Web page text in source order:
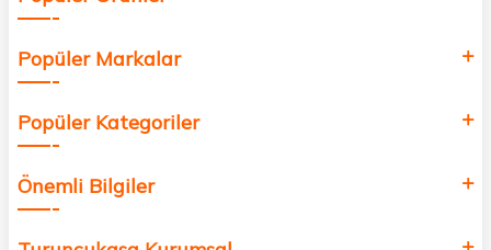
Popüler Markalar
Popüler Kategoriler
Önemli Bilgiler